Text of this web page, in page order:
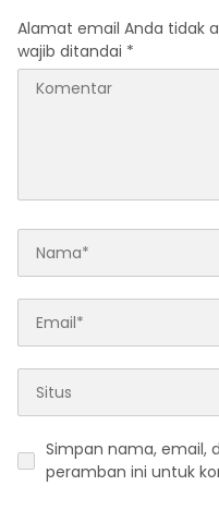
Alamat email Anda tidak
wajib ditandai *
Simpan nama, email,
peramban ini untuk